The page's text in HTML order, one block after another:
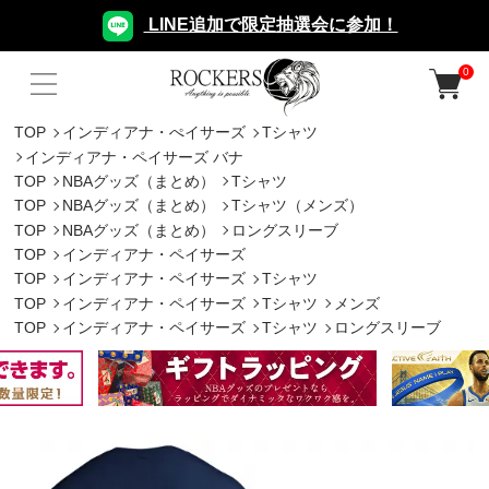
LINE追加で限定抽選会に参加！
0
TOP インディアナ・ぺイサーズ
Tシャツ
インディアナ・ペイサーズ バナ
TOP
NBAグッズ（まとめ）
Tシャツ
TOP
NBAグッズ（まとめ）
Tシャツ（メンズ）
TOP
NBAグッズ（まとめ）
ロングスリーブ
TOP
インディアナ・ペイサーズ
TOP
インディアナ・ペイサーズ
Tシャツ
TOP
インディアナ・ペイサーズ Tシャツ
メンズ
TOP
インディアナ・ペイサーズ Tシャツ ロングスリーブ